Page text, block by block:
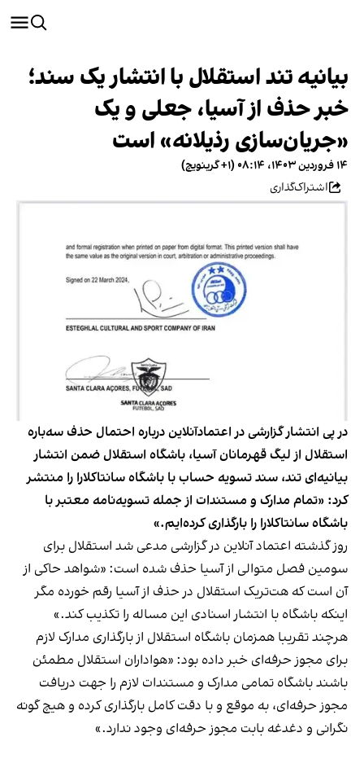
بیانیه تند استقلال با انتشار یک سند؛
خبر حذف از آسیا، جعلی و یک
«جریان‌سازی رذیلانه» است
۱۴ فروردین ۱۴۰۳، ۰۸:۱۴ (‎+۱ گرینویچ)
اشتراک‌گذاری
در پی انتشار گزارشی در اعتمادآنلاین درباره احتمال حذف سه‌باره
استقلال از لیگ قهرمانان آسیا، باشگاه استقلال ضمن انتشار
بیانیه‌ای تند، سند تسویه حساب با باشگاه سانتاکلارا را منتشر
کرد: «تمام مدارک و مستندات از جمله تسویه‌نامه معتبر با
باشگاه سانتاکلارا را بارگذاری کرده‌ایم.»
روز گذشته اعتماد آنلاین در گزارشی مدعی شد استقلال برای
سومین فصل متوالی از آسیا حذف شده است: «شواهد حاکی از
آن است که هت‌تریک استقلال در حذف از آسیا رقم خورده مگر
اینکه باشگاه با انتشار اسنادی این مساله را تکذیب کند.»
هرچند تقریبا همزمان باشگاه استقلال از بارگذاری مدارک لازم
برای مجوز حرفه‌ای خبر داده بود: «هواداران استقلال مطمئن
باشند باشگاه تمامی مدارک و مستندات لازم را جهت دریافت
مجوز حرفه‌ای، به موقع و با دقت کامل بارگذاری کرده و هیچ گونه
نگرانی و دغدغه بابت مجوز حرفه‌ای وجود ندارد.»